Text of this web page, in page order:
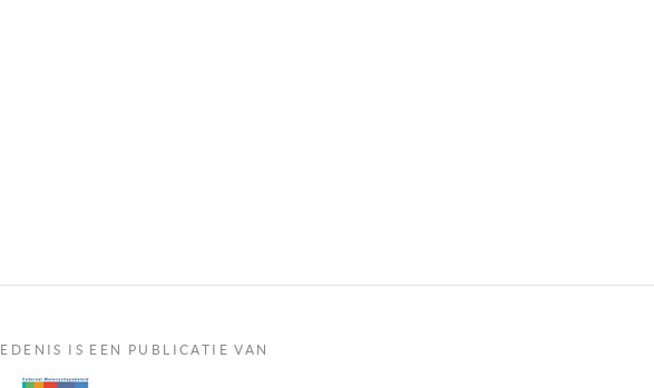
IS EEN PUBLICATIE VAN